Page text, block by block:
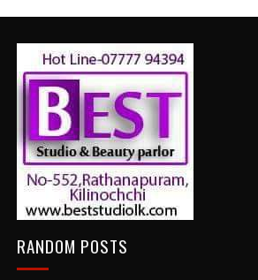
RANDOM POSTS